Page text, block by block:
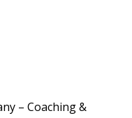
– Coaching &